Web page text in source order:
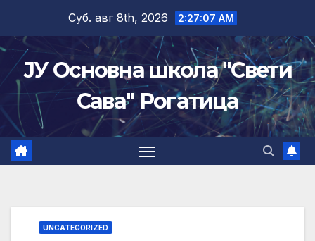
content
Суб. авг 8th, 2026 2:27:08 AM
ЈУ Основна школа "Свети
Сава" Рогатица
UNCATEGORIZED